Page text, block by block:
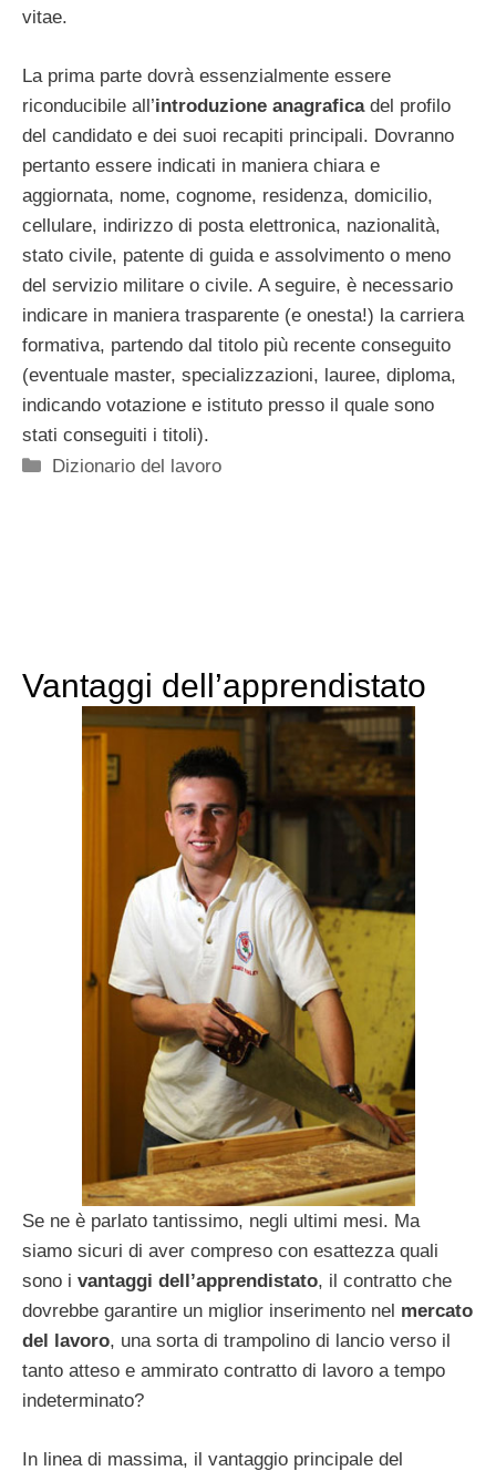
vitae.
La prima parte dovrà essenzialmente essere
riconducibile all’introduzione anagraficadel profilo
del candidato e dei suoi recapiti principali. Dovranno
pertanto essere indicati in maniera chiara e
aggiornata, nome, cognome, residenza, domicilio,
cellulare, indirizzo di posta elettronica, nazionalità,
stato civile, patente di guida e assolvimento o meno
del servizio militare o civile. A seguire, è necessario
indicare in maniera trasparente (e onesta!) la carriera
formativa, partendo dal titolo più recente conseguito
(eventuale master, specializzazioni, lauree, diploma,
indicando votazione e istituto presso il quale sono
stati conseguiti i titoli).
Categorie
Dizionario del lavoro
Vantaggi dell’apprendistato
Se ne è parlato tantissimo, negli ultimi mesi. Ma
siamo sicuri di aver compreso con esattezza quali
sono i vantaggi dell’apprendistato, il contratto che
dovrebbe garantire un miglior inserimento nel mercato
del lavoro, una sorta di trampolino di lancio verso il
tanto atteso e ammirato contratto di lavoro a tempo
indeterminato?
In linea di massima, il vantaggio principale del